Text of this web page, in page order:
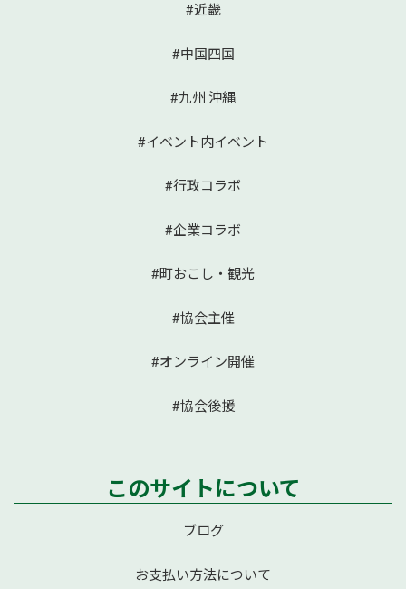
#近畿
#中国四国
#九州 沖縄
#イベント内イベント
#行政コラボ
#企業コラボ
#町おこし・観光
#協会主催
#オンライン開催
#協会後援
このサイトについて
ブログ
お支払い方法について